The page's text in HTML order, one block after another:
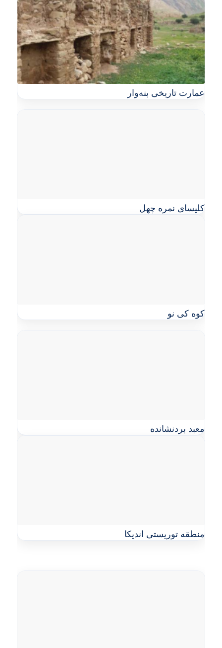
عمارت تاریخی بنه‌وار
کلیسای نمره چهل
کوه کی نو
معبد بردنشانده
منطقه توریستی اندیکا